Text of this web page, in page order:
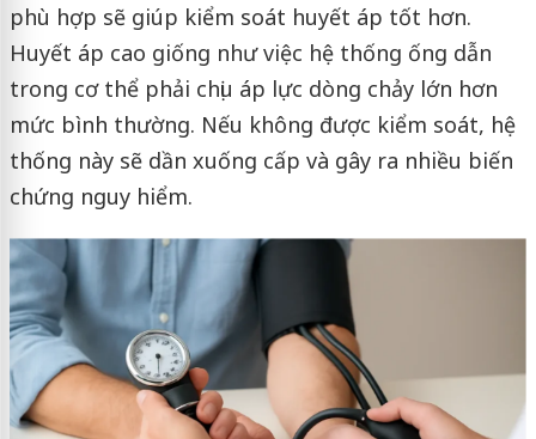
phù hợp sẽ giúp kiểm soát huyết áp tốt hơn.
Huyết áp cao giống như việc hệ thống ống dẫn
trong cơ thể phải chịu áp lực dòng chảy lớn hơn
mức bình thường. Nếu không được kiểm soát, hệ
thống này sẽ dần xuống cấp và gây ra nhiều biến
chứng nguy hiểm.